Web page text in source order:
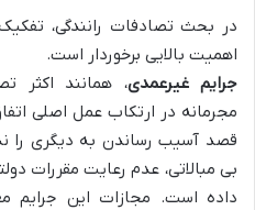
در بحث تصادفات رانندگی،
اهمیت بالایی برخوردار است.
جرایم غیرعمدی، همانند اکثر
مجرمانه در ارتکاب عمل اصلی
قصد آسیب رساندن به دیگری را
بی مبالاتی، عدم رعایت مقررات
داده است. مجازات این جرایم